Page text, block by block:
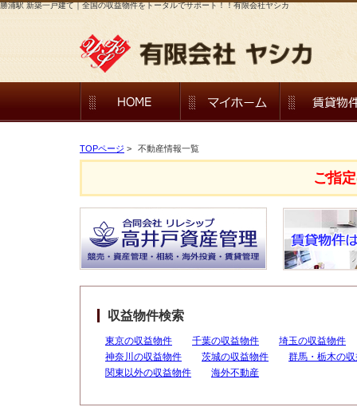
勝浦駅 新築一戸建て｜全国の収益物件をトータルでサポート！！有限会社ヤシカ
TOPページ > 不動産情報一覧
ご指
収益物件検索
東京の収益物件 千葉の収益物件
埼玉の収益物件
神奈川の収益物件
茨城の収益物件
群馬・栃木の
関東以外の収益物件
海外不動産